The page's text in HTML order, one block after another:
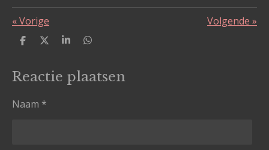
«Vorige Volgende »
D
e
n
D
l
S
r
e
D
e
n
Reactie plaatsen
Naam *